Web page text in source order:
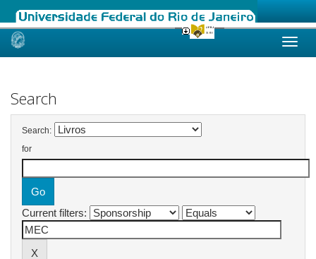
Skip
Search
Search:
for
Current filters: